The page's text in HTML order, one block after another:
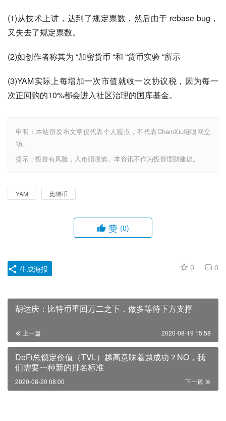
(1)从技术上讲，达到了规定票数，然后由于 rebase bug，
又失去了规定票数。
(2)如创作者称其为 “加密货币 “和 “货币实验 “所示
(3)YAM实际上每增加一次市值就收一次协议税，因为每一
次正回购的10%都会进入社区治理的国库基金。
申明：本站所发布文章仅代表个人观点，不代表ChainXiu链嗅网立
场。
提示：投资有风险，入市须谨慎。本资讯不作为投资理财建议。
YAM 比特币
赞 (0)
0 0
生成海报
胡达庆：比特币重回万二之下，做多等待下方支撑
上一篇 2020-08-19 15:58
DeFi总锁定价值（TVL）越高意味着越成功？NO，我
们需要一种新的排名标准
下一篇
2020-08-20 08:00